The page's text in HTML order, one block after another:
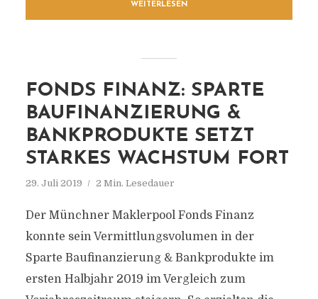
WEITERLESEN
FONDS FINANZ: SPARTE
BAUFINANZIERUNG &
BANKPRODUKTE SETZT
STARKES WACHSTUM FORT
29. Juli 2019 2 Min. Lesedauer
Der Münchner Maklerpool Fonds Finanz
konnte sein Vermittlungsvolumen in der
Sparte Baufinanzierung & Bankprodukte im
ersten Halbjahr 2019 im Vergleich zum